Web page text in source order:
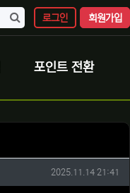
로그인 회원가입
포인트 전환
작성일
2025.11.14 21:41